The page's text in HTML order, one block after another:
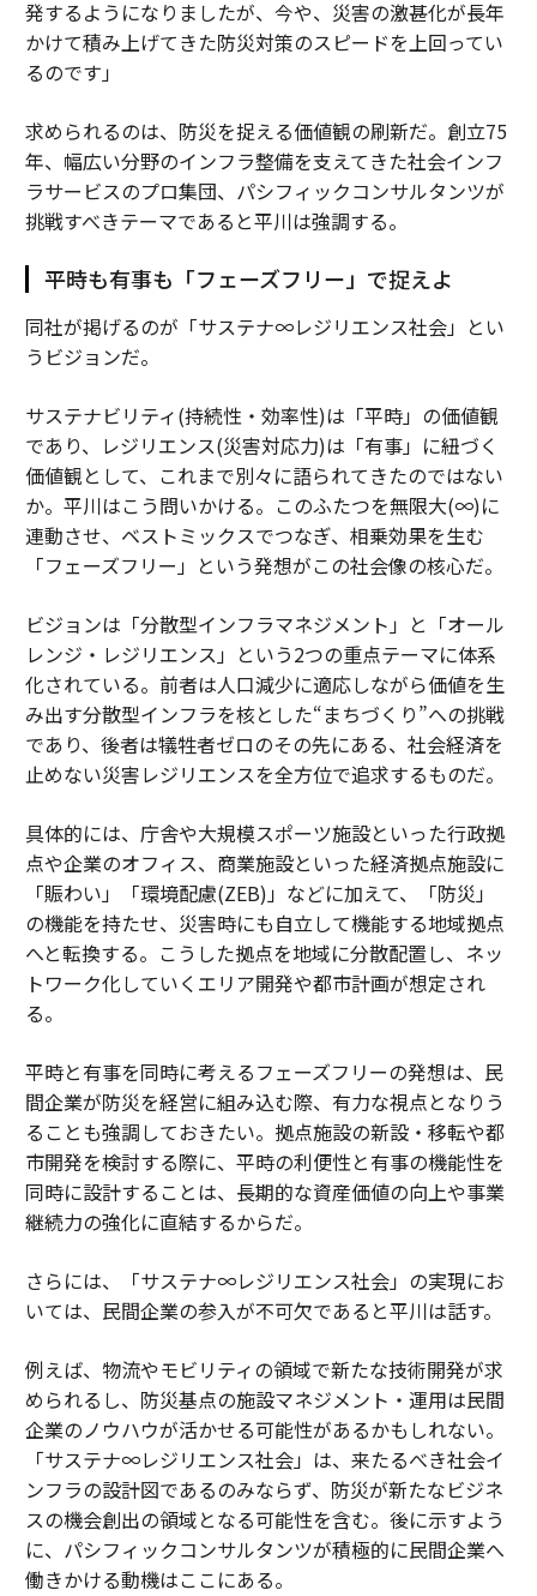
発するようになりましたが、今や、災害の激甚化が長年
かけて積み上げてきた防災対策のスピードを上回ってい
るのです」
求められるのは、防災を捉える価値観の刷新だ。創立75
年、幅広い分野のインフラ整備を支えてきた社会インフ
ラサービスのプロ集団、パシフィックコンサルタンツが
挑戦すべきテーマであると平川は強調する。
平時も有事も「フェーズフリー」で捉えよ
同社が掲げるのが「サステナ∞レジリエンス社会」とい
うビジョンだ。
サステナビリティ(持続性・効率性)は「平時」の価値観
であり、レジリエンス(災害対応力)は「有事」に紐づく
価値観として、これまで別々に語られてきたのではない
か。平川はこう問いかける。このふたつを無限大(∞)に
連動させ、ベストミックスでつなぎ、相乗効果を生む
「フェーズフリー」という発想がこの社会像の核心だ。
ビジョンは「分散型インフラマネジメント」と「オール
レンジ・レジリエンス」という2つの重点テーマに体系
化されている。前者は人口減少に適応しながら価値を生
み出す分散型インフラを核とした“まちづくり”への挑戦
であり、後者は犠牲者ゼロのその先にある、社会経済を
止めない災害レジリエンスを全方位で追求するものだ。
具体的には、庁舎や大規模スポーツ施設といった行政拠
点や企業のオフィス、商業施設といった経済拠点施設に
「賑わい」「環境配慮(ZEB)」などに加えて、「防災」
の機能を持たせ、災害時にも自立して機能する地域拠点
へと転換する。こうした拠点を地域に分散配置し、ネッ
トワーク化していくエリア開発や都市計画が想定され
る。
平時と有事を同時に考えるフェーズフリーの発想は、民
間企業が防災を経営に組み込む際、有力な視点となりう
ることも強調しておきたい。拠点施設の新設・移転や都
市開発を検討する際に、平時の利便性と有事の機能性を
同時に設計することは、長期的な資産価値の向上や事業
継続力の強化に直結するからだ。
さらには、「サステナ∞レジリエンス社会」の実現にお
いては、民間企業の参入が不可欠であると平川は話す。
例えば、物流やモビリティの領域で新たな技術開発が求
められるし、防災基点の施設マネジメント・運用は民間
企業のノウハウが活かせる可能性があるかもしれない。
「サステナ∞レジリエンス社会」は、来たるべき社会イ
ンフラの設計図であるのみならず、防災が新たなビジネ
スの機会創出の領域となる可能性を含む。後に示すよう
に、パシフィックコンサルタンツが積極的に民間企業へ
働きかける動機はここにある。